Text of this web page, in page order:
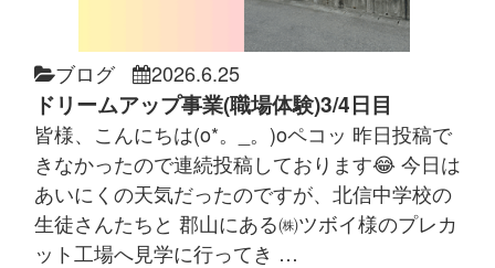
ブログ 2026.6.25
ドリームアップ事業(職場体験)3/4日目
皆様、こんにちは(o*。_。)oペコッ 昨日投稿で
きなかったので連続投稿しております😂 今日は
あいにくの天気だったのですが、北信中学校の
生徒さんたちと 郡山にある㈱ツボイ様のプレカ
ット工場へ見学に行ってき …